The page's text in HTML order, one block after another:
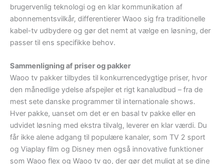
brugervenlig teknologi og en klar kommunikation af
abonnementsvilkår, differentierer Waoo sig fra traditionelle
kabel-tv udbydere og gør det nemt at vælge en løsning, der
passer til ens specifikke behov.
Sammenligning af priser og pakker
Waoo tv pakker tilbydes til konkurrencedygtige priser, hvor
den månedlige ydelse afspejler et rigt kanaludbud – fra de
mest sete danske programmer til internationale shows.
Hver pakke, uanset om det er en basal tv pakke eller en
udvidet løsning med ekstra tilvalg, leverer en klar værdi. Du
får ikke alene adgang til populære kanaler, som TV 2 sport
og Viaplay film og Disney men også innovative funktioner
som Waoo flex og Waoo tv go, der gør det muligt at se dine